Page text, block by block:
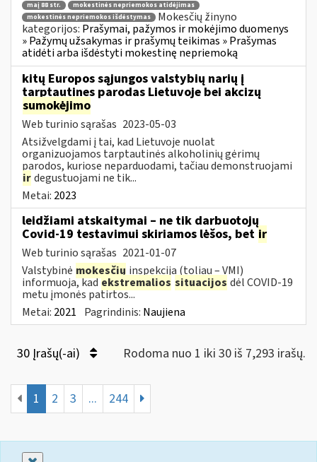
maį 88 str.
mokestinės nepriemokos atidėjimas
mokestinės nepriemokos išdėstymas
Mokesčių žinyno
kategorijos: Prašymai, pažymos ir mokėjimo duomenys
» Pažymų užsakymas ir prašymų teikimas » Prašymas
atidėti arba išdėstyti mokestinę nepriemoką
kitų Europos sąjungos valstybių narių į
tarptautines parodas Lietuvoje bei akcizų
sumokėjimo
Web turinio sąrašas 2023-05-03
Atsižvelgdami į tai, kad Lietuvoje nuolat
organizuojamos tarptautinės alkoholinių gėrimų
parodos, kuriose neparduodami, tačiau demonstruojami
irdegustuojami ne tik...
Metai: 2023
leidžiami atskaitymai – ne tik darbuotojų
Covid-19 testavimui skiriamos lėšos, bet ir
Web turinio sąrašas 2021-01-07
Valstybinė mokesčių inspekcija (toliau – VMI)
informuoja, kadekstremalios situacijos dėl COVID-19
metu įmonės patirtos...
Metai: 2021 Pagrindinis: Naujiena
30 Įrašų(-ai) Rodoma nuo 1 iki 30 iš 7,293 irašų.
1 2 3 ... 244